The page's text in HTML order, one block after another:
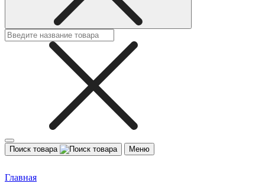
Поиск товара Меню
Главная